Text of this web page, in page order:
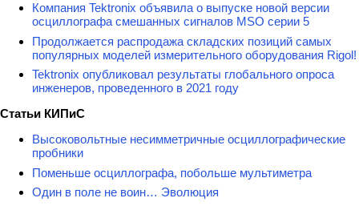
Компания Tektronix объявила о выпуске новой версии
осциллографа смешанных сигналов MSO серии 5
Продолжается распродажа складских позиций самых
популярных моделей измерительного оборудования Rigol!
Tektronix опубликовал результаты глобального опроса
инженеров, проведенного в 2021 году
Статьи КИПиС
Высоковольтные несимметричные осциллографические
пробники
Поменьше осциллографа, побольше мультиметра
Один в поле не воин… Эволюция